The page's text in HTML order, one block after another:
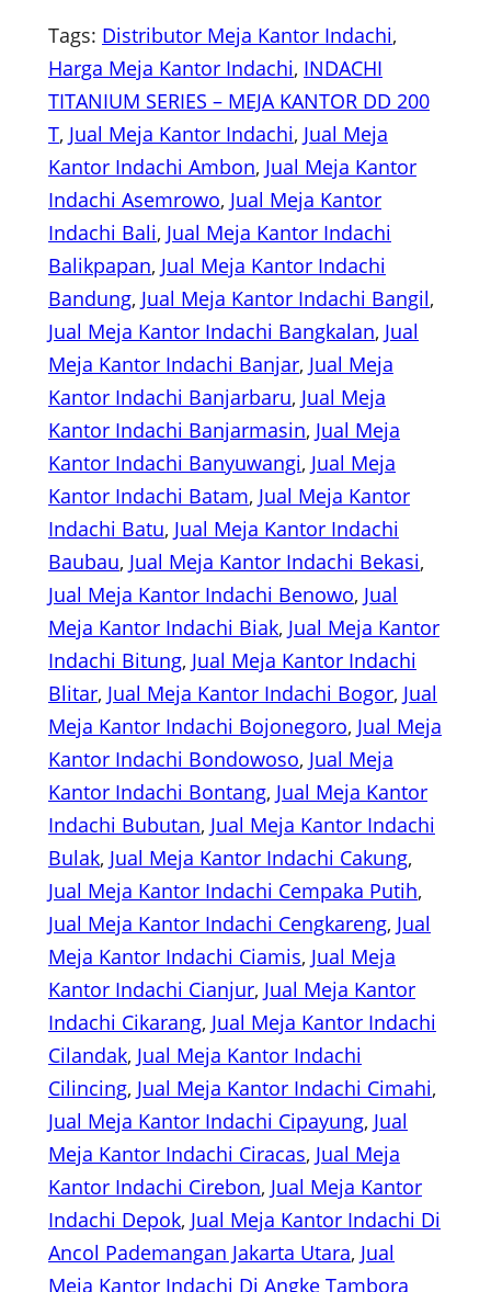
Tags: Distributor Meja Kantor Indachi
Harga Meja Kantor Indachi, INDACHI
TITANIUM SERIES – MEJA KANTOR DD 200
T, Jual Meja Kantor Indachi, Jual Meja
Kantor Indachi Ambon, Jual Meja Kantor
Indachi Asemrowo, Jual Meja Kantor
Indachi Bali, Jual Meja Kantor Indachi
Balikpapan, Jual Meja Kantor Indachi
Bandung, Jual Meja Kantor Indachi Bangil
Jual Meja Kantor Indachi Bangkalan, Jual
Meja Kantor Indachi Banjar, Jual Meja
Kantor Indachi Banjarbaru, Jual Meja
Kantor Indachi Banjarmasin, Jual Meja
Kantor Indachi Banyuwangi, Jual Meja
Kantor Indachi Batam, Jual Meja Kantor
Indachi Batu, Jual Meja Kantor Indachi
Baubau, Jual Meja Kantor Indachi Bekasi
Jual Meja Kantor Indachi Benowo, Jual
Meja Kantor Indachi Biak, Jual Meja Kantor
Indachi Bitung, Jual Meja Kantor Indachi
Blitar, Jual Meja Kantor Indachi Bogor, Jual
Meja Kantor Indachi Bojonegoro, Jual Meja
Kantor Indachi Bondowoso, Jual Meja
Kantor Indachi Bontang, Jual Meja Kantor
Indachi Bubutan, Jual Meja Kantor Indachi
Bulak, Jual Meja Kantor Indachi Cakung
Jual Meja Kantor Indachi Cempaka Putih
Jual Meja Kantor Indachi Cengkareng, Jual
Meja Kantor Indachi Ciamis, Jual Meja
Kantor Indachi Cianjur, Jual Meja Kantor
Indachi Cikarang, Jual Meja Kantor Indachi
Cilandak, Jual Meja Kantor Indachi
Cilincing, Jual Meja Kantor Indachi Cimahi
Jual Meja Kantor Indachi Cipayung, Jual
Meja Kantor Indachi Ciracas, Jual Meja
Kantor Indachi Cirebon, Jual Meja Kantor
Indachi Depok, Jual Meja Kantor Indachi Di
Ancol Pademangan Jakarta Utara, Jual
Meja Kantor Indachi Di Angke Tambora